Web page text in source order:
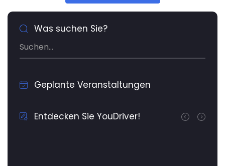
Was suchen Sie?
Geplante Veranstaltungen
Entdecken Sie YouDriver!